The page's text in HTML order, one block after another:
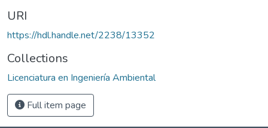
URI
https://hdl.handle.net/2238/13352
Collections
Licenciatura en Ingeniería Ambiental
Full item page